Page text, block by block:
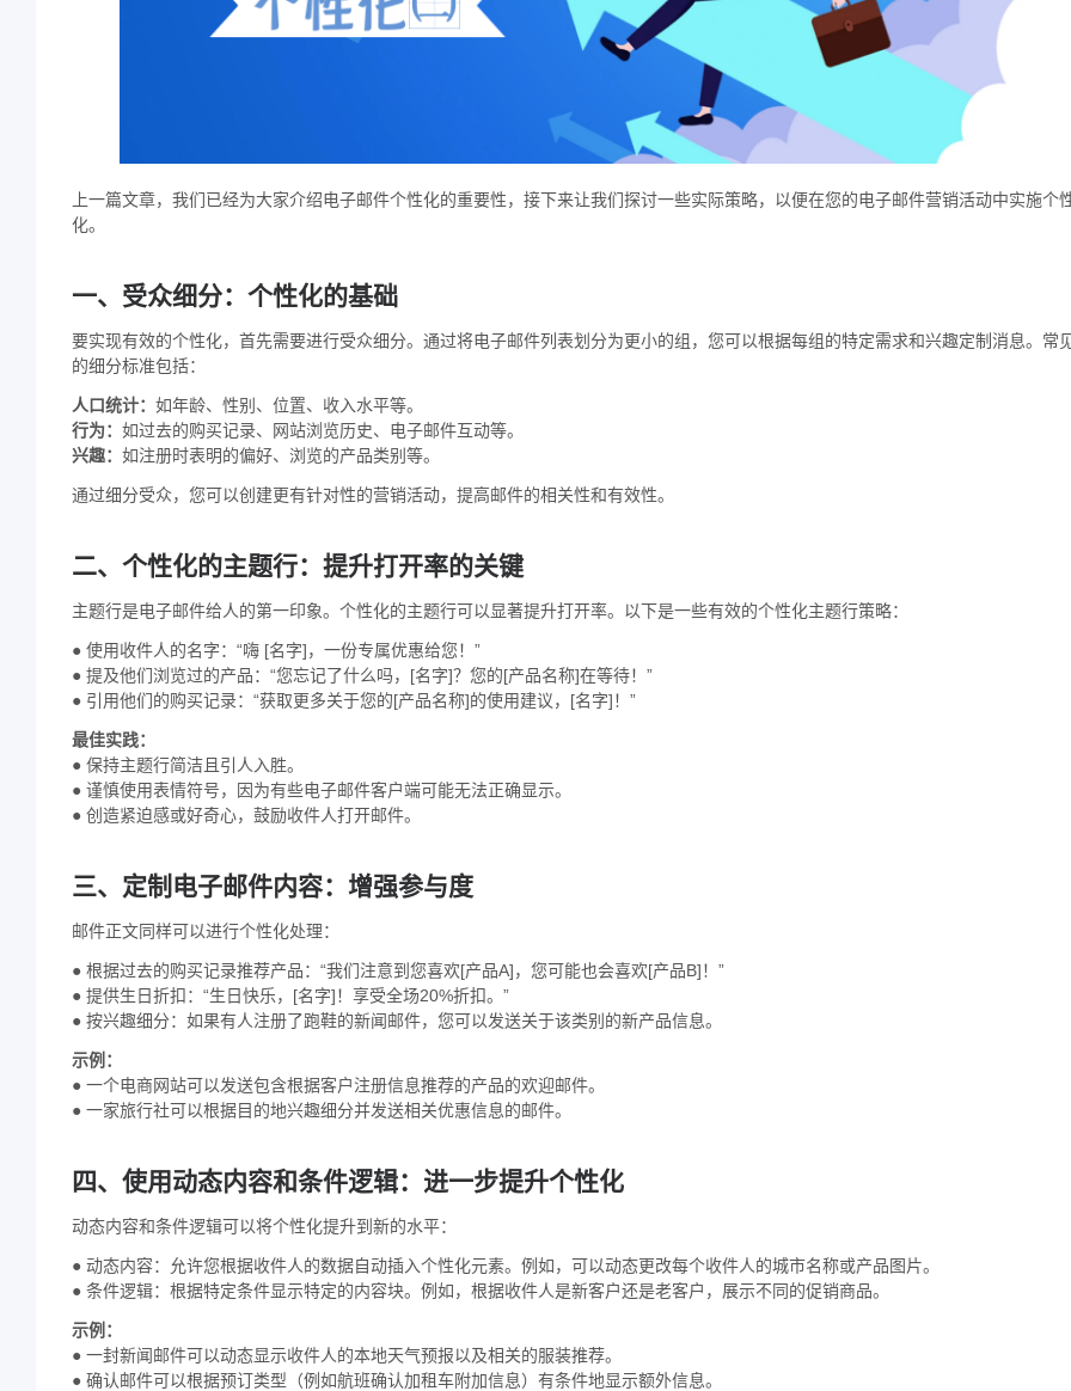
上一篇文章，我们已经为大家介绍电子邮件个性化的重要性，接下来让我们探讨一些实际策略，以便在您的电子邮件营销活动中实施个
化。
一、受众细分：个性化的基础
要实现有效的个性化，首先需要进行受众细分。通过将电子邮件列表划分为更小的组，您可以根据每组的特定需求和兴趣定制消息。常
的细分标准包括：
人口统计： 如年龄、性别、位置、收入水平等。
行为： 如过去的购买记录、网站浏览历史、电子邮件互动等。
兴趣： 如注册时表明的偏好、浏览的产品类别等。
通过细分受众，您可以创建更有针对性的营销活动，提高邮件的相关性和有效性。
二、个性化的主题行：提升打开率的关键
主题行是电子邮件给人的第一印象。个性化的主题行可以显著提升打开率。以下是一些有效的个性化主题行策略：
● 使用收件人的名字：“嗨 [名字]，一份专属优惠给您！”
● 提及他们浏览过的产品：“您忘记了什么吗，[名字]？您的[产品名称]在等待！”
● 引用他们的购买记录：“获取更多关于您的[产品名称]的使用建议，[名字]！”
最佳实践：
● 保持主题行简洁且引人入胜。
● 谨慎使用表情符号，因为有些电子邮件客户端可能无法正确显示。
● 创造紧迫感或好奇心，鼓励收件人打开邮件。
三、定制电子邮件内容：增强参与度
邮件正文同样可以进行个性化处理：
● 根据过去的购买记录推荐产品：“我们注意到您喜欢[产品A]，您可能也会喜欢[产品B]！”
● 提供生日折扣：“生日快乐，[名字]！享受全场20%折扣。”
● 按兴趣细分：如果有人注册了跑鞋的新闻邮件，您可以发送关于该类别的新产品信息。
示例：
● 一个电商网站可以发送包含根据客户注册信息推荐的产品的欢迎邮件。
● 一家旅行社可以根据目的地兴趣细分并发送相关优惠信息的邮件。
四、使用动态内容和条件逻辑：进一步提升个性化
动态内容和条件逻辑可以将个性化提升到新的水平：
● 动态内容：允许您根据收件人的数据自动插入个性化元素。例如，可以动态更改每个收件人的城市名称或产品图片。
● 条件逻辑：根据特定条件显示特定的内容块。例如，根据收件人是新客户还是老客户，展示不同的促销商品。
示例：
● 一封新闻邮件可以动态显示收件人的本地天气预报以及相关的服装推荐。
● 确认邮件可以根据预订类型（例如航班确认加租车附加信息）有条件地显示额外信息。